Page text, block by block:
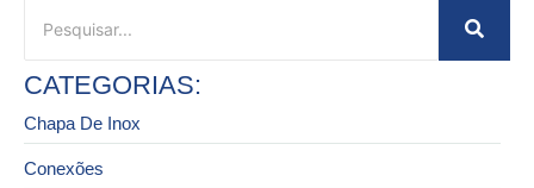
CATEGORIAS:
Chapa De Inox
Conexões